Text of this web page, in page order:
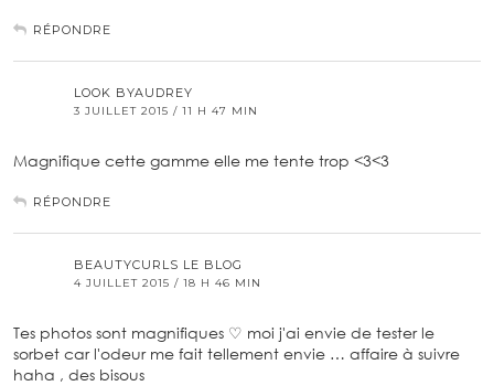
RÉPONDRE
LOOK BYAUDREY
3 JUILLET 2015 / 11 H 47 MIN
Magnifique cette gamme elle me tente trop <3<3
RÉPONDRE
BEAUTYCURLS LE BLOG
4 JUILLET 2015 / 18 H 46 MIN
Tes photos sont magnifiques ♡ moi j'ai envie de tester le
sorbet car l'odeur me fait tellement envie … affaire à suivre
haha , des bisous